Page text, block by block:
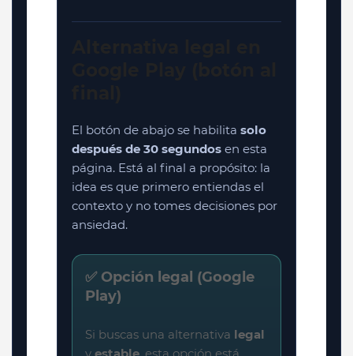
El botón de abajo se habilita solo
después de 30 segundos en esta
página. Está al final a propósito: la
idea es que primero entiendas el
contexto y no tomes decisiones por
ansiedad.
✅ Opción legal (Google
Play)
Si buscas una alternativa legal